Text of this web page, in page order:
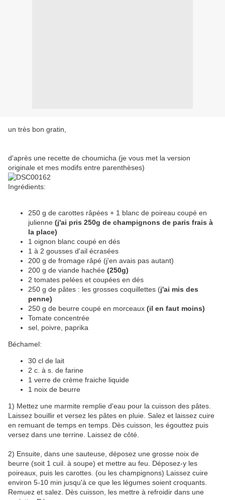
un très bon gratin,
d'après une recette de choumicha (je vous met la version
originale et mes modifs entre parenthèses)
Ingrédients:
250 g de carottes râpées + 1 blanc de poireau coupé en
julienne (j'ai pris 250g de champignons de paris frais à
la place)
1 oignon blanc coupé en dés
1 à 2 gousses d'ail écrasées
200 g de fromage râpé (j'en avais pas autant)
200 g de viande hachée (250g)
2 tomates pelées et coupées en dés
250 g de pâtes : les grosses coquillettes (j'ai mis des
penne)
250 g de beurre coupé en morceaux (il en faut moins)
Tomate concentrée
sel, poivre, paprika
Béchamel:
30 cl de lait
2 c. à s. de farine
1 verre de crème fraiche liquide
1 noix de beurre
1) Mettez une marmite remplie d'eau pour la cuisson des pâtes.
Laissez bouillir et versez les pâtes en pluie. Salez et laissez cuire
en remuant de temps en temps. Dès cuisson, les égouttez puis
versez dans une terrine. Laissez de côté.
2) Ensuite, dans une sauteuse, déposez une grosse noix de
beurre (soit 1 cuil. à soupe) et mettre au feu. Déposez-y les
poireaux, puis les carottes. (ou les champignons) Laissez cuire
environ 5-10 min jusqu'à ce que les légumes soient croquants.
Remuez et salez. Dès cuisson, les mettre à refroidir dans une